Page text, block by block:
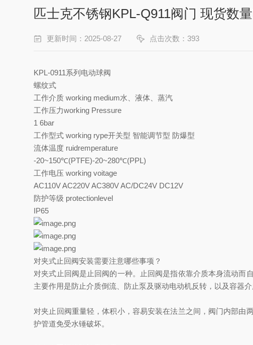
匹士克不锈钢KPL-Q911阀门 现货数
更新时间：2025-08-27 点击次数：393
KPL-0911系列电动球阀
螺纹式
工作介质 working medium水、液体、蒸汽
工作压力working Pressure
1 6bar
工作型式 working rype开关型 智能调节型 防爆型
流体温度 ruidremperature
-20~150℃(PTFE)-20~280℃(PPL)
工作电压 working voitage
AC110V AC220V AC380V AC/DC24V DC12V
防护等级 protectionlevel
IP65
对夹式止回阀安装需要注意哪些事项？
对夹式止回阀是止回阀的一种。止回阀是指依靠介质本身流动
主要作用是防止介质倒流、防止泵及驱动电动机反转，以及容器
对夹止回阀重量轻，体积小，容易安装在法兰之间，阀门内部由
护管道免受水锤破坏。